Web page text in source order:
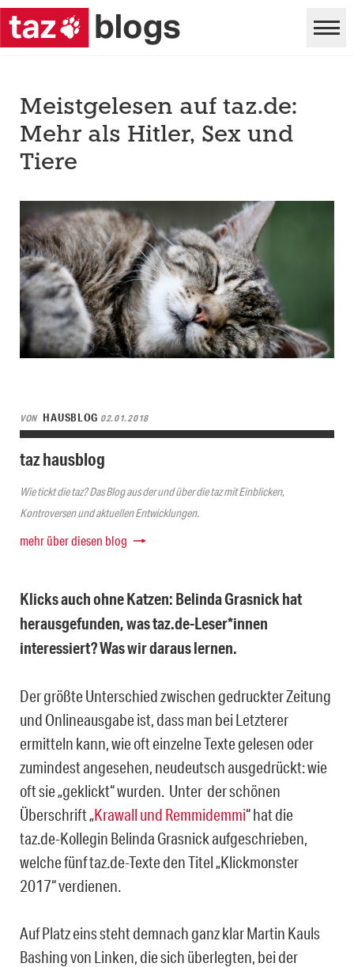
Meistgelesen auf taz.de:
Mehr als Hitler, Sex und
Tiere
VON HAUSBLOG 02.01.2018
taz hausblog
Wie tickt die taz? Das Blog aus der und über die taz mit Einblicken,
Kontroversen und aktuellen Entwicklungen.
mehr über diesen blog
Klicks auch ohne Katzen: Belinda Grasnick hat
herausgefunden, was taz.de-Leser*innen
interessiert? Was wir daraus lernen.
Der größte Unterschied zwischen gedruckter Zeitung
und Onlineausgabe ist, dass man bei Letzterer
ermitteln kann, wie oft einzelne Texte gelesen oder
zumindest angesehen, neudeutsch ausgedrückt: wie
oft sie „geklickt“ wurden. Unter der schönen
Überschrift „Krawall und Remmidemmi“ hat die
taz.de-Kollegin Belinda Grasnick aufgeschrieben,
welche fünf taz.de-Texte den Titel „Klickmonster
2017“ verdienen.
Auf Platz eins steht demnach ganz klar Martin Kauls
Bashing von Linken, die sich überlegten, bei der